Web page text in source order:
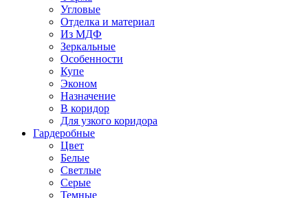
Угловые
Отделка и материал
Из МДФ
Зеркальные
Особенности
Купе
Эконом
Назначение
В коридор
Для узкого коридора
Гардеробные
Цвет
Белые
Светлые
Серые
Темные